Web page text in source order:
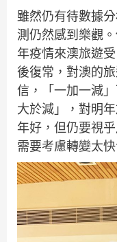
雖然仍有待數據
測仍然感到樂觀
年疫情來澳旅遊
後復常，對澳的
信，「一加一減
大於減」，對明
年好，但仍要視
需要考慮轉變太